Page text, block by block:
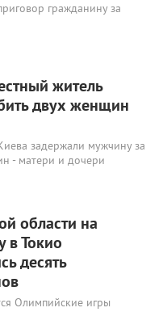
гражданину за
житель
двух женщин
задержали мужчину за
- матери и дочери
области на
в Токио
десять
Олимпийские игры